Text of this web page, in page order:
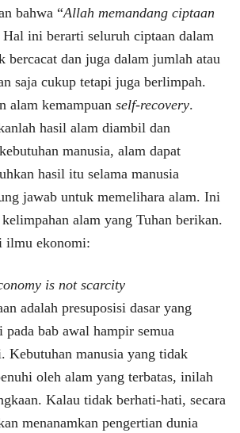
bahwa “Allah memandang ciptaan
Hal ini berarti seluruh ciptaan dalam
bercacat dan juga dalam jumlah atau
saja cukup tetapi juga berlimpah.
alam kemampuan self-recovery.
hasil alam diambil dan
manusia, alam dapat
hasil itu selama manusia
jawab untuk memelihara alam. Ini
alam yang Tuhan berikan.
ilmu ekonomi:
is not scarcity
adalah presuposisi dasar yang
bab awal hampir semua
Kebutuhan manusia yang tidak
oleh alam yang terbatas, inilah
Kalau tidak berhati-hati, secara
menanamkan pengertian dunia